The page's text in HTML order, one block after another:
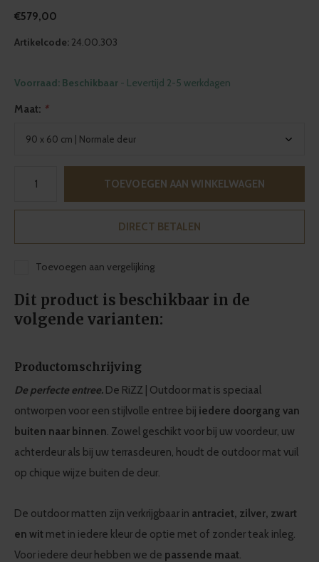
€579,00
Artikelcode: 24.00.303
Voorraad: Beschikbaar - Levertijd 2-5 werkdagen
Maat: *
TOEVOEGEN AAN WINKELWAGEN
DIRECT BETALEN
Toevoegen aan vergelijking
Dit product is beschikbaar in de
volgende varianten:
Productomschrijving
De perfecte entree. De RiZZ | Outdoor mat is speciaal
ontworpen voor een stijlvolle entree bij iedere doorgang van
buiten naar binnen. Zowel geschikt voor bij uw voordeur, uw
achterdeur als bij uw terrasdeuren, houdt de outdoor mat vuil
op chique wijze buiten de deur.
De outdoor matten zijn verkrijgbaar in antraciet, zilver, zwart
en wit met in iedere kleur de optie met of zonder teak inleg.
Voor iedere deur hebben we de passende maat.